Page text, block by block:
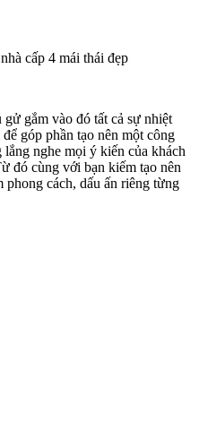
cấp 4 mái thái đẹp
gắm vào đó tất cả sự nhiệt
góp phần tạo nên một công
lắng nghe mọi ý kiến của khách
đó cùng với bạn kiếm tạo nên
cách, dấu ấn riêng từng